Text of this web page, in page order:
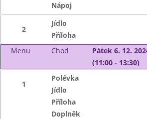
Nápoj
2
Jídlo
Příloha
Menu
Chod
Pátek 6. 12.
(11:00 - 13:30)
1
Polévka
Jídlo
Příloha
Doplněk